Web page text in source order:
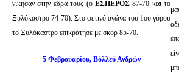
νίκησαν στην έδρα τους (ο ΕΣΠΕΡΟΣ87-70 και το
Ξυλόκαστρο 74-70). Στο φετινό αγώνα του 1ου γύρου
το Ξυλόκαστρο επικράτησε με σκορ 85-70.
5 Φεβρουαρίου, Βόλλεϋ Ανδρών